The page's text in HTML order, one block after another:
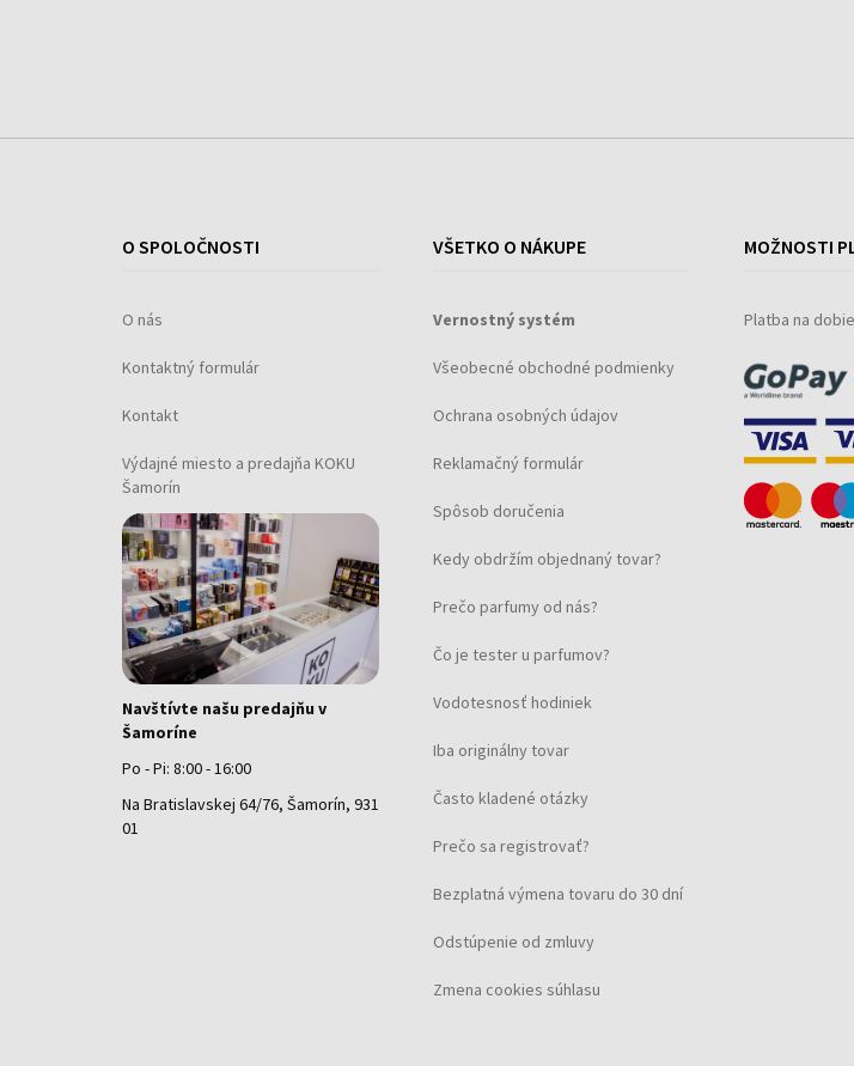
O SPOLOČNOSTI
O nás
Kontaktný formulár
Kontakt
Výdajné miesto a predajňa KOKU
Šamorín
Navštívte našu predajňu v
Šamoríne
Po - Pi: 8:00 - 16:00
Na Bratislavskej 64/76, Šamorín, 931
01
VŠETKO O NÁKUPE
Vernostný systém
Všeobecné obchodné podmienky
Ochrana osobných údajov
Reklamačný formulár
Spôsob doručenia
Kedy obdržím objednaný tovar?
Prečo parfumy od nás?
Čo je tester u parfumov?
Vodotesnosť hodiniek
Iba originálny tovar
Často kladené otázky
Prečo sa registrovať?
Bezplatná výmena tovaru do 30 dní
Odstúpenie od zmluvy
Zmena cookies súhlasu
MOŽNOSTI
Platba na